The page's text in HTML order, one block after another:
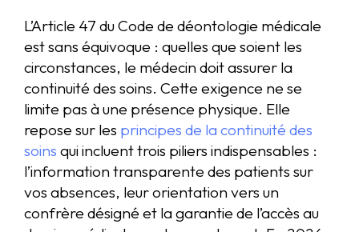
L’Article 47 du Code de déontologie médicale
est sans équivoque : quelles que soient les
circonstances, le médecin doit assurer la
continuité des soins. Cette exigence ne se
limite pas à une présence physique. Elle
repose sur les principes de la continuité des
soins qui incluent trois piliers indispensables :
l’information transparente des patients sur
vos absences, leur orientation vers un
confrère désigné et la garantie de l’accès au